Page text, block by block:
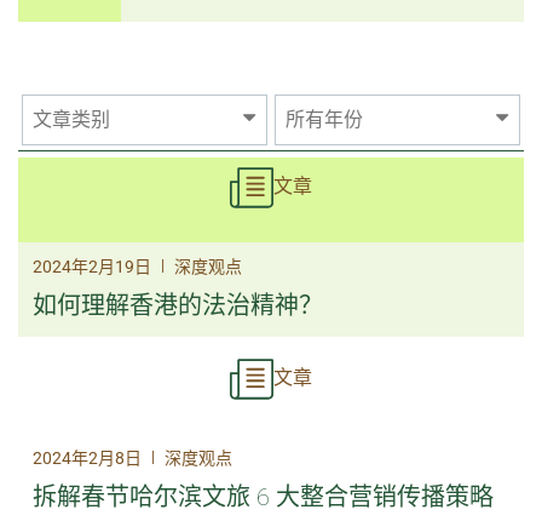
文章类别 所有年份
文章
2024年2月19日 | 深度观点
如何理解香港的法治精神？
文章
2024年2月8日 | 深度观点
拆解春节哈尔滨文旅 6 大整合营销传播策略